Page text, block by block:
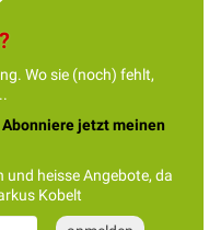
Wo sie (noch) fehlt,
jetzt meinen
und heisse Angebote, da
Kobelt